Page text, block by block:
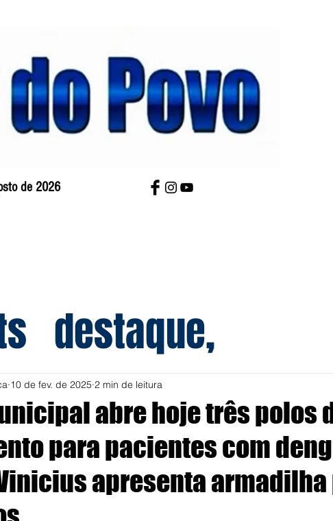
de 2026
destaque,
abre hoje três polos
para pacientes com
apresenta armadilha
10 de fev. de 2025 2 min de leitura